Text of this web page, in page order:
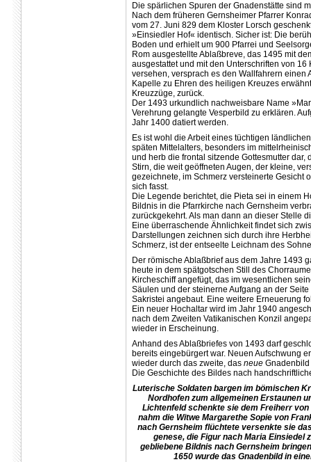
Die spärlichen Spuren der Gnadenstätte sind
Nach dem früheren Gernsheimer Pfarrer
vom 27. Juni 829 dem Kloster Lorsch
»Einsiedler Hof« identisch. Sicher ist: Die
Boden und erhielt um 900 Pfarrei und
Rom ausgestellte Ablaßbreve, das 1495 mit
ausgestattet und mit den Unterschriften von
versehen, versprach es den Wallfahrern einen
Kapelle zu Ehren des heiligen Kreuzes
Kreuzzüge, zurück.
Der 1493 urkundlich nachweisbare Name
Verehrung gelangte Vesperbild zu erklären.
Jahr 1400 datiert werden.
Es ist wohl die Arbeit eines tüchtigen
späten Mittelalters, besonders im
und herb die frontal sitzende Gottesmutter
Stirn, die weit geöffneten Augen, der kleine,
gezeichnete, im Schmerz versteinerte Gesicht
sich fasst.
Die Legende berichtet, die Pieta sei in einem
Bildnis in die Pfarrkirche nach Gernsheim
zurückgekehrt. Als man dann an dieser Stelle
Eine überraschende Ähnlichkeit findet sich
Darstellungen zeichnen sich durch ihre
Schmerz, ist der entseelte Leichnam des
Der römische Ablaßbrief aus dem Jahre 1493
heute in dem spätgotschen Still des
Kircheschiff angefügt, das im wesentlichen
Säulen und der steinerne Aufgang an der
Sakristei angebaut. Eine weitere Erneuerung
Ein neuer Hochaltar wird im Jahr 1940
nach dem Zweiten Vatikanischen Konzil
wieder in Erscheinung.
Anhand des Ablaßbriefes von 1493 darf
bereits eingebürgert war. Neuen Aufschwung
wieder durch das zweite, das neue
Die Geschichte des Bildes nach
Luterische Soldaten bargen im bömischen
Nordhofen zum allgemeinen Erstaunen
Lichtenfeld schenkte sie dem Freiherr von
nahm die Witwe Margarethe Sopie von
nach Gernsheim flüchtete versenkte sie
genese, die Figur nach Maria
gebliebene Bildnis nach Gernsheim
1650 wurde das Gnadenbild in